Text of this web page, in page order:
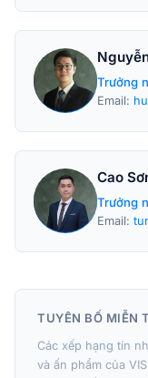
Trưởng
Email:
Cao
Trưởng
Email:
TUYÊN BỐ MIỄN
Các xếp hạng tín
và ấn phẩm của